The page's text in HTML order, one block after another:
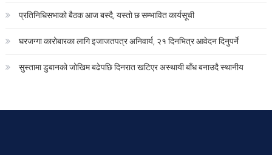
प्रतिनिधिसभाको बैठक आज बस्दै, यस्तो छ सम्भावित कार्यसूची
घरजग्गा कारोबारका लागि इजाजतपत्र अनिवार्य, २१ दिनभित्र आवेदन दिनुपर्ने
सुस्तामा डुबानको जोखिम बढेपछि दिनरात खटिएर अस्थायी बाँध बनाउदै स्थानीय